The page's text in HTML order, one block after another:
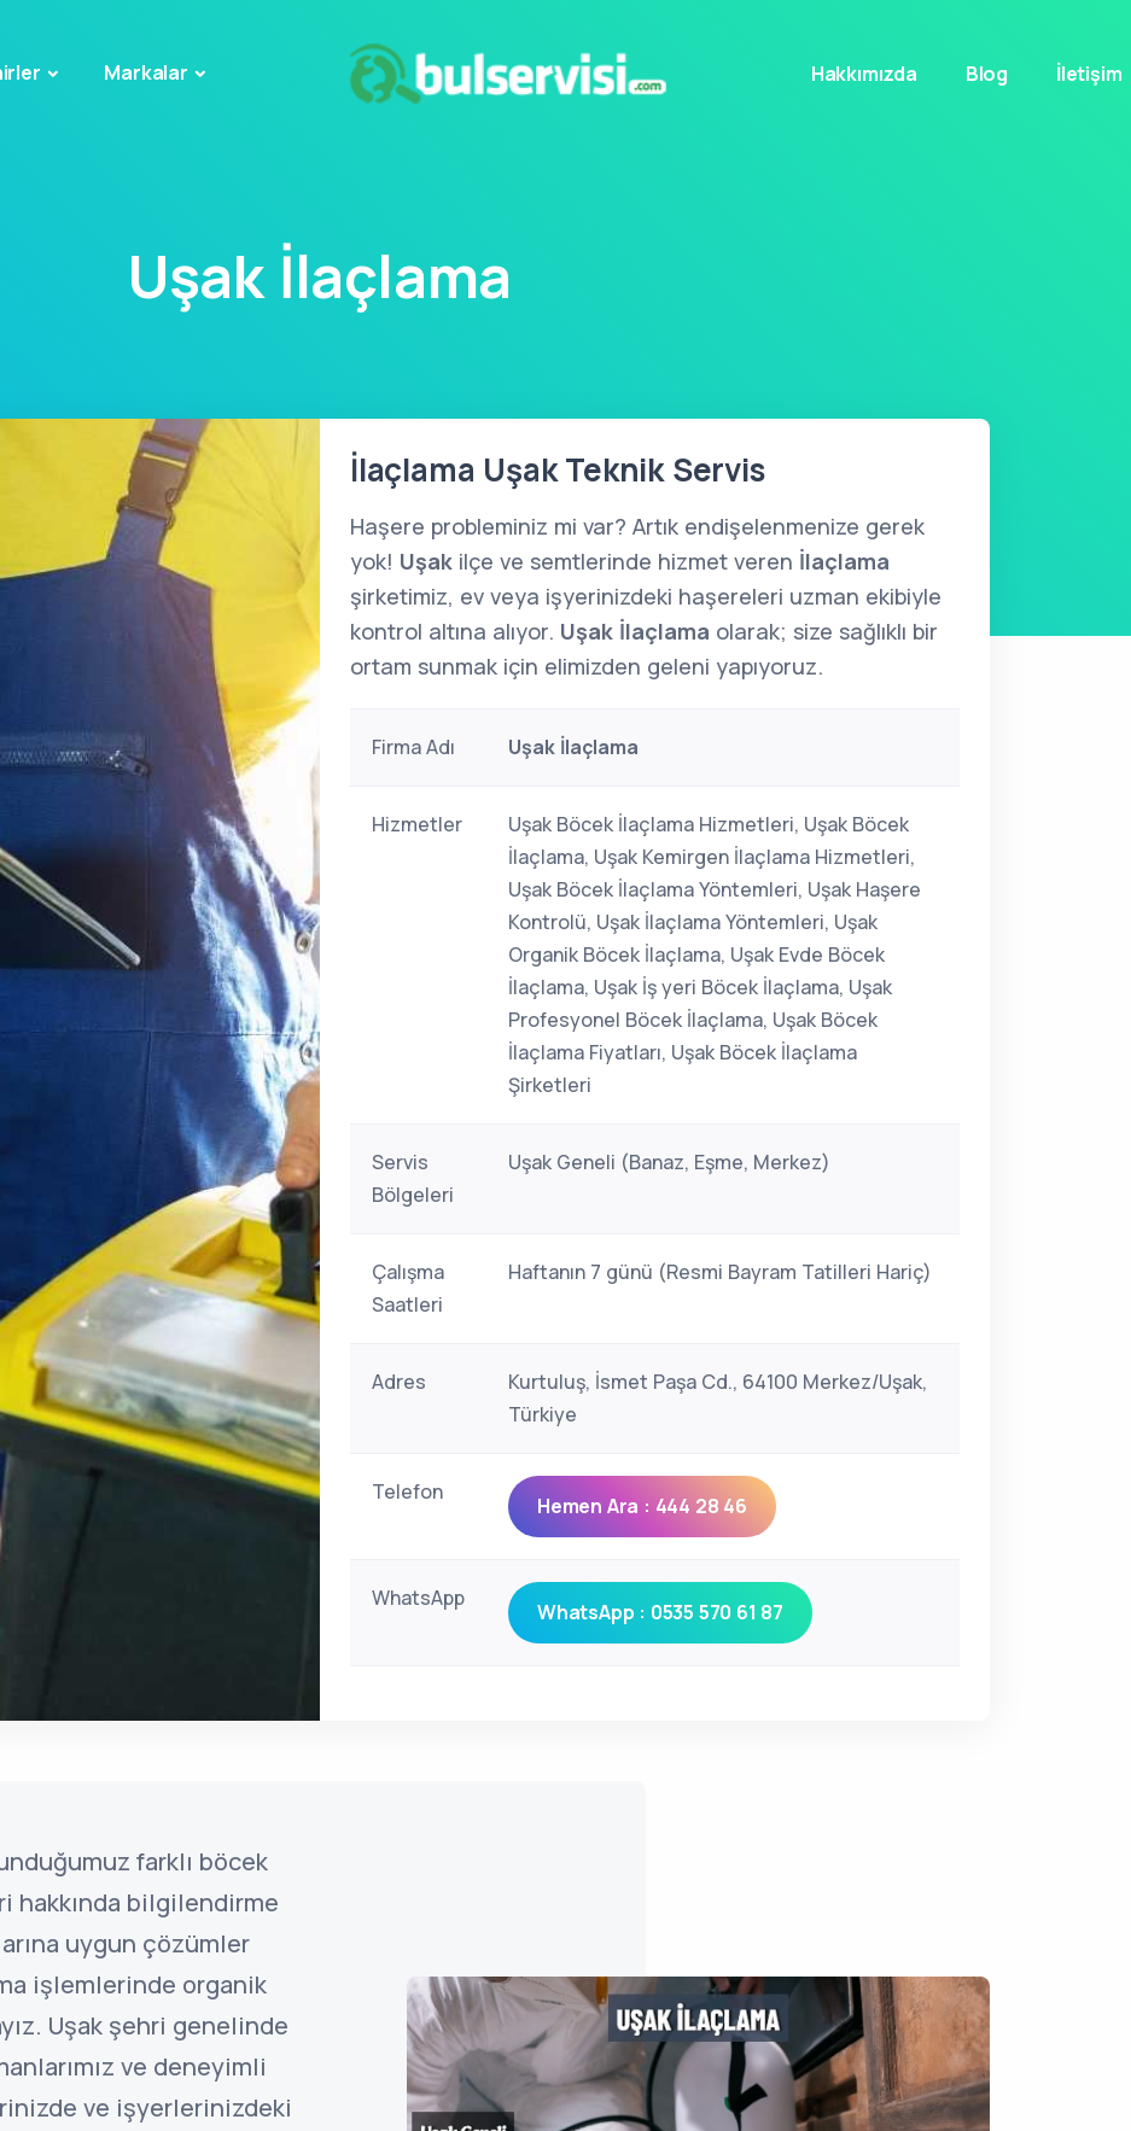
Markalar Hakkımızda Blog İletişim
Uşak İlaçlama
İlaçlama Uşak Teknik Servis
Haşere probleminiz mi var? Artık endişelenmenize gerek
yok! Uşak ilçe ve semtlerinde hizmet veren İlaçlama
şirketimiz, ev veya işyerinizdeki haşereleri uzman ekibiyle
kontrol altına alıyor. Uşak İlaçlama olarak; size sağlıklı bir
ortam sunmak için elimizden geleni yapıyoruz.
Firma Adı Uşak İlaçlama
Hizmetler
Uşak Böcek İlaçlama Hizmetleri, Uşak Böcek
İlaçlama, Uşak Kemirgen İlaçlama Hizmetleri,
Uşak Böcek İlaçlama Yöntemleri, Uşak Haşere
Kontrolü, Uşak İlaçlama Yöntemleri, Uşak
Organik Böcek İlaçlama, Uşak Evde Böcek
İlaçlama, Uşak İş yeri Böcek İlaçlama, Uşak
Profesyonel Böcek İlaçlama, Uşak Böcek
İlaçlama Fiyatları, Uşak Böcek İlaçlama
Şirketleri
Servis
Bölgeleri
Uşak Geneli (Banaz, Eşme, Merkez)
Çalışma
Saatleri
Haftanın 7 günü (Resmi Bayram Tatilleri Hariç)
Adres
Kurtuluş, İsmet Paşa Cd., 64100 Merkez/Uşak,
Türkiye
Telefon
Hemen Ara : 444 28 46
WhatsApp
WhatsApp : 0535 570 61 87
farklı böcek
hakkında bilgilendirme
uygun çözümler
işlemlerinde organik
Uşak şehri genelinde
ve deneyimli
ve işyerlerinizdeki